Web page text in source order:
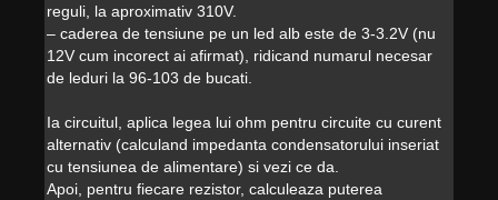
reguli, la aproximativ 310V.
– caderea de tensiune pe un led alb este de 3-3.2V (nu
12V cum incorect ai afirmat), ridicand numarul necesar
de leduri la 96-103 de bucati.
Ia circuitul, aplica legea lui ohm pentru circuite cu curent
alternativ (calculand impedanta condensatorului inseriat
cu tensiunea de alimentare) si vezi ce da.
Apoi, pentru fiecare rezistor, calculeaza puterea